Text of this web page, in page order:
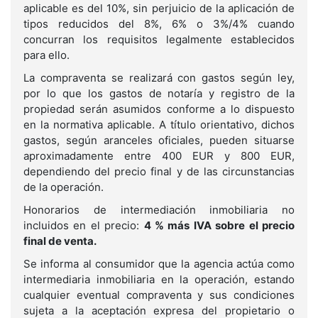
aplicable es del 10%, sin perjuicio de la aplicación de
tipos reducidos del 8%, 6% o 3%/4% cuando
concurran los requisitos legalmente establecidos
para ello.
La compraventa se realizará con gastos según ley,
por lo que los gastos de notaría y registro de la
propiedad serán asumidos conforme a lo dispuesto
en la normativa aplicable. A título orientativo, dichos
gastos, según aranceles oficiales, pueden situarse
aproximadamente entre 400 EUR y 800 EUR,
dependiendo del precio final y de las circunstancias
de la operación.
Honorarios de intermediación inmobiliaria no
incluidos en el precio: 4 % más IVA sobre el precio
final de venta.
Se informa al consumidor que la agencia actúa como
intermediaria inmobiliaria en la operación, estando
cualquier eventual compraventa y sus condiciones
sujeta a la aceptación expresa del propietario o